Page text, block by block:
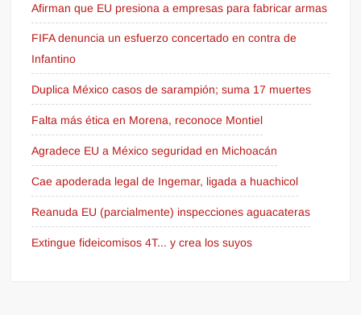
Afirman que EU presiona a empresas para fabricar armas
FIFA denuncia un esfuerzo concertado en contra de
Infantino
Duplica México casos de sarampión; suma 17 muertes
Falta más ética en Morena, reconoce Montiel
Agradece EU a México seguridad en Michoacán
Cae apoderada legal de Ingemar, ligada a huachicol
Reanuda EU (parcialmente) inspecciones aguacateras
Extingue fideicomisos 4T... y crea los suyos